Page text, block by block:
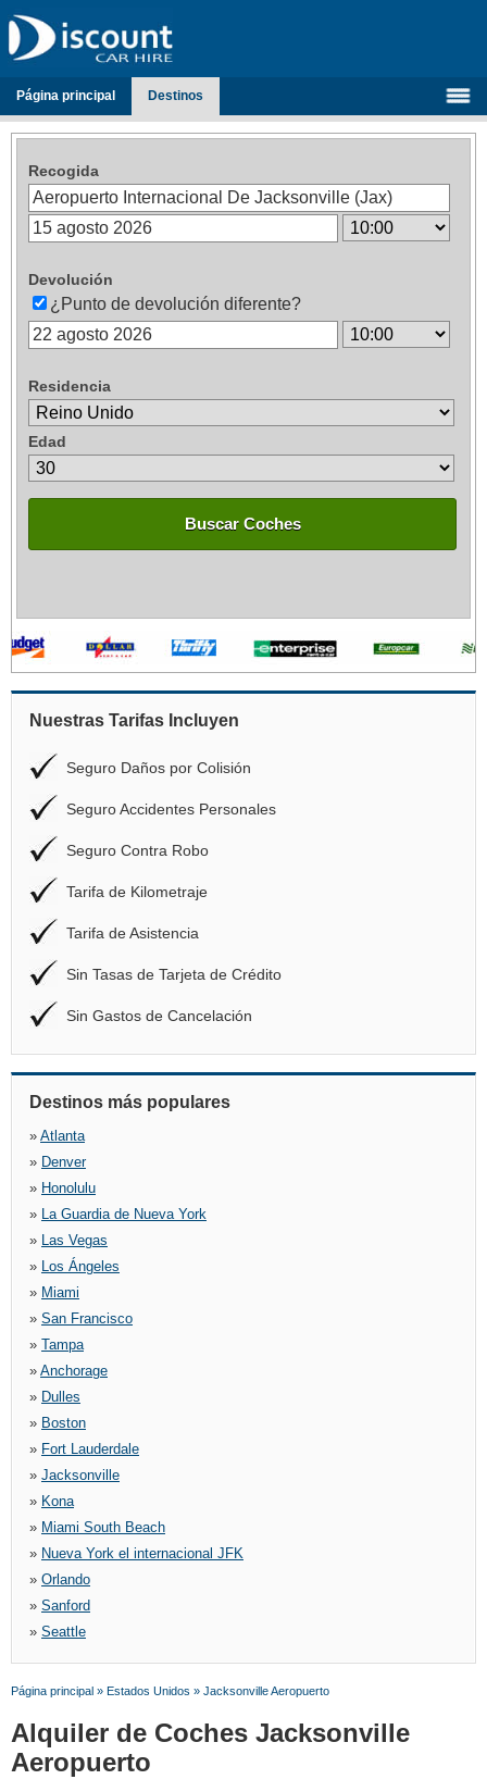
Página principal Destinos
Recogida
Devolución
¿Punto de devolución diferente?
Residencia
Edad
Buscar Coches
Nuestras Tarifas Incluyen
Seguro Daños por Colisión
Seguro Accidentes Personales
Seguro Contra Robo
Tarifa de Kilometraje
Tarifa de Asistencia
Sin Tasas de Tarjeta de Crédito
Sin Gastos de Cancelación
Destinos más populares
» Atlanta
» Denver
» Honolulu
» La Guardia de Nueva York
» Las Vegas
» Los Ángeles
» Miami
» San Francisco
» Tampa
» Anchorage
» Dulles
» Boston
» Fort Lauderdale
» Jacksonville
» Kona
» Miami South Beach
» Nueva York el internacional JFK
» Orlando
» Sanford
» Seattle
Página principal » Estados Unidos » Jacksonville Aeropuerto
Alquiler de Coches Jacksonville
Aeropuerto